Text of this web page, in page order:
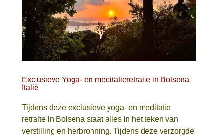
Exclusieve Yoga- en meditatieretraite in Bolsena
Italië
Tijdens deze exclusieve yoga- en meditatie
retraite in Bolsena staat alles in het teken van
verstilling en herbronning. Tijdens deze verzorgde